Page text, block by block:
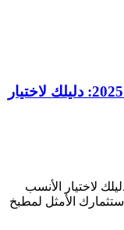
أفضل غسالات صحون 12 مكان لعام 2025: دليلك لاختيار
صحون 12 مكان لعام 2025: دليلك لاختيار الأنسب
غسالات صحون 12 مكان في 2025: استثمارك الأمثل لمطبخ